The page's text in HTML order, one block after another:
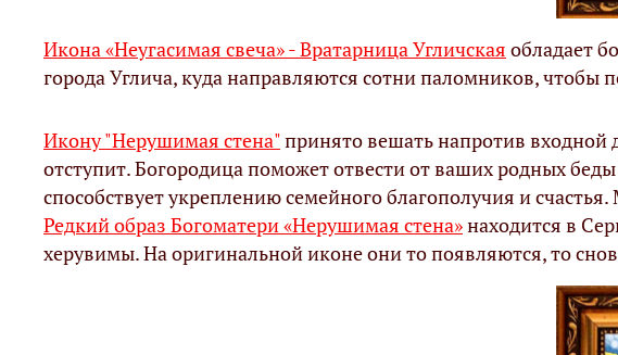
Икона «Неугасимая свеча» - Вратарница Угличская обладает
города Углича, куда направляются сотни паломников, чтобы
Икону "Нерушимая стена"принято вешать напротив входной
отступит. Богородица поможет отвести от ваших родных
способствует укреплению семейного благополучия и
Редкий образ Богоматери «Нерушимая стена»находится в
херувимы. На оригинальной иконе они то появляются, то